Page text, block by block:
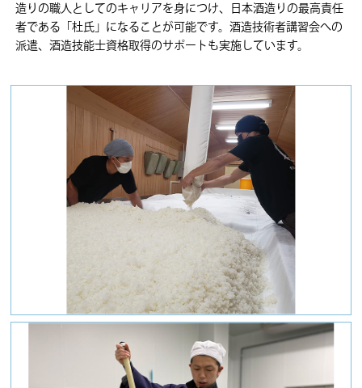
造りの職人としてのキャリアを身につけ、日本酒造りの最高責任
者である「杜氏」になることが可能です。酒造技術者講習会への
派遣、酒造技能士資格取得のサポートも実施しています。